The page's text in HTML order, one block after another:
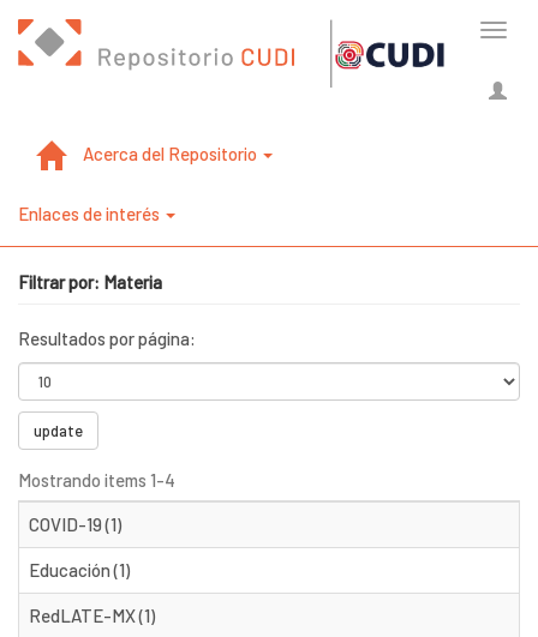
Acerca del Repositorio
Enlaces de interés
Filtrar por: Materia
Resultados por página:
update
Mostrando items 1-4
COVID-19 (1)
Educación (1)
RedLATE-MX (1)